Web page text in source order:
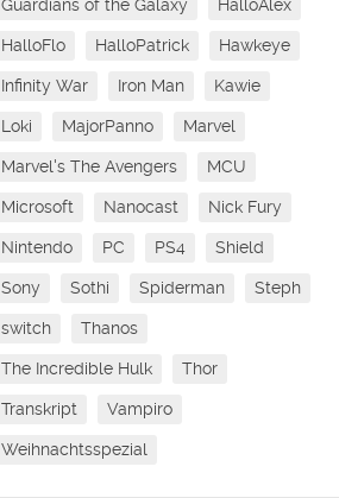
Guardians of the Galaxy HalloAlex
HalloFlo HalloPatrick Hawkeye
Infinity War Iron Man Kawie
Loki MajorPanno Marvel
Marvel's The Avengers MCU
Microsoft Nanocast Nick Fury
Nintendo PC PS4 Shield
Sony Sothi Spiderman Steph
switch Thanos
The Incredible Hulk Thor
Transkript Vampiro
Weihnachtsspezial